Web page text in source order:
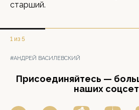
старший.
1 из 5
#АНДРЕЙ ВАСИЛЕВСКИЙ
Присоединяйтесь —
наших